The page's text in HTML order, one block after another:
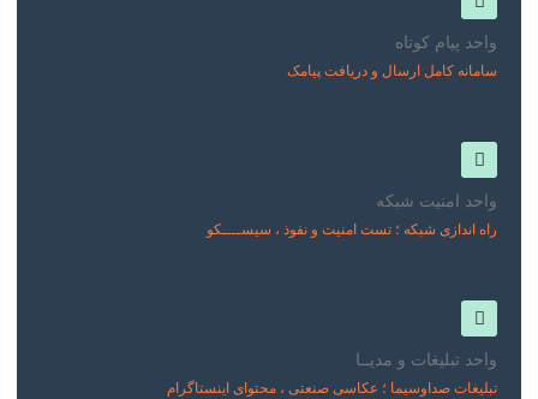
واحد پیام کوتاه
سامانه کامل ارسال و دریافت پیامک
واحد امنیت شبکه
راه اندازی شبکه ؛ تست امنیت و نفوذ ، سیســــکو
واحد تبلیغات و مدیــا
تبلیغات صداوسیما ؛ عکاسی صنعتی ، محتوای اینستاگرام